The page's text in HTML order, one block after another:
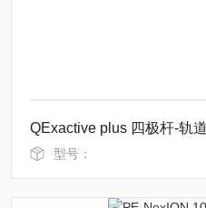
QExactive plus 四极杆-轨
型号：